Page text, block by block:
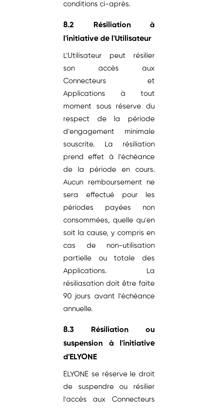
conditions ci-après.
8.2 Résiliation à
l'initiative de l'Utilisateur
L'Utilisateur peut résilier
son accès aux
Connecteurs et
Applications à tout
moment sous réserve du
respect de la période
d'engagement minimale
souscrite. La résiliation
prend effet à l'échéance
de la période en cours.
Aucun remboursement ne
sera effectué pour les
périodes payées non
consommées, quelle qu'en
soit la cause, y compris en
cas de non-utilisation
partielle ou totale des
Applications. La
résiliasation doit être faite
90 jours avant l'échéance
annuelle.
8.3 Résiliation ou
suspension à l'initiative
d'ELYONE
ELYONE se réserve le droit
de suspendre ou résilier
l'accès aux Connecteurs